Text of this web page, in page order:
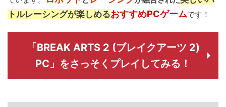
トルレーシングが楽しめるおすすめPCゲームです！
「BREAK ARTS 2 (ブレイクアーツ 2)
PC」をさっそくプレイしてみる！